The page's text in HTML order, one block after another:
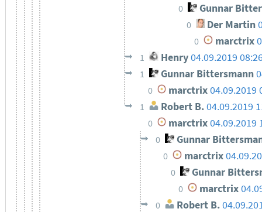
0 Gunnar
0 Der Martin
0 marctrix
1 Henry04.09.2019
1 Gunnar Bittersmann
0 marctrix04.09.2019
1 Robert B.04.09.2019
0 marctrix04.09.2019
0 Gunnar
0 marctrix
0 Gunnar
0 marctrix
0 Robert B.